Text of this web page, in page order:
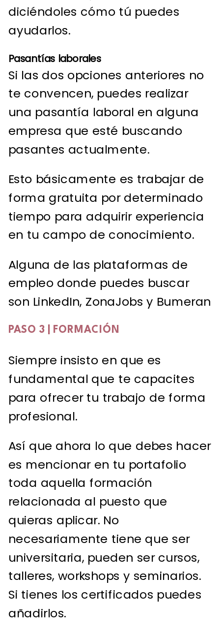
diciéndoles cómo tú puedes
ayudarlos.
Pasantías laborales
Si las dos opciones anteriores no
te convencen, puedes realizar
una pasantía laboral en alguna
empresa que esté buscando
pasantes actualmente.
Esto básicamente es trabajar de
forma gratuita por determinado
tiempo para adquirir experiencia
en tu campo de conocimiento.
Alguna de las plataformas de
empleo donde puedes buscar
son LinkedIn, ZonaJobs y Bumeran
PASO 3 | FORMACIÓN
Siempre insisto en que es
fundamental que te capacites
para ofrecer tu trabajo de forma
profesional.
Así que ahora lo que debes hacer
es mencionar en tu portafolio
toda aquella formación
relacionada al puesto que
quieras aplicar. No
necesariamente tiene que ser
universitaria, pueden ser cursos,
talleres, workshops y seminarios.
Si tienes los certificados puedes
añadirlos.